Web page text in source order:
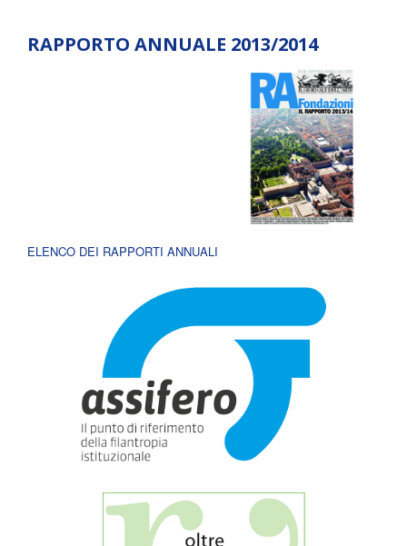
RAPPORTO ANNUALE 2013/2014
ELENCO DEI RAPPORTI ANNUALI